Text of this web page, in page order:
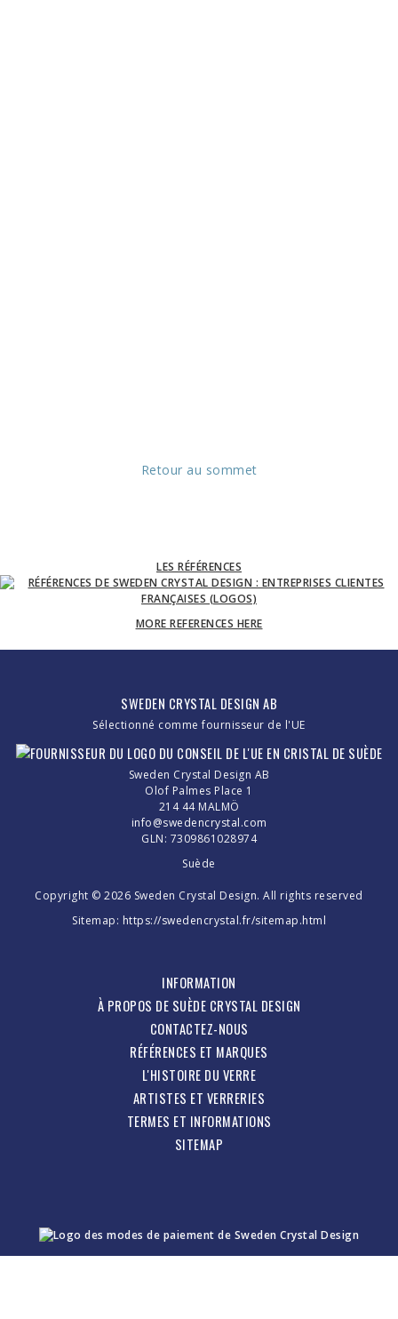
Retour au sommet
LES RÉFÉRENCES
MORE REFERENCES HERE
SWEDEN CRYSTAL DESIGN AB
Sélectionné comme fournisseur de l'UE
Sweden Crystal Design AB
Olof Palmes Place 1
214 44 MALMÖ
info@swedencrystal.com
GLN: 7309861028974
Suède
Copyright © 2026 Sweden Crystal Design. All rights reserved
Sitemap: https://swedencrystal.fr/sitemap.html
INFORMATION
À PROPOS DE SUÈDE CRYSTAL DESIGN
CONTACTEZ-NOUS
RÉFÉRENCES ET MARQUES
L'HISTOIRE DU VERRE
ARTISTES ET VERRERIES
TERMES ET INFORMATIONS
SITEMAP